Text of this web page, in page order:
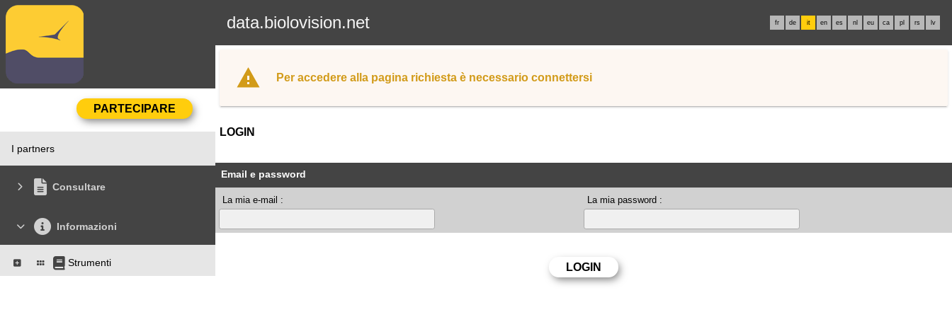
data.biolovision.net fr de it en es nl eu ca pl rs lv
I partners
Consultare
Informazioni
Strumenti
Per accedere alla pagina richiesta è necessario connettersi
LOGIN
Email e password
La mia e-mail : La mia password :